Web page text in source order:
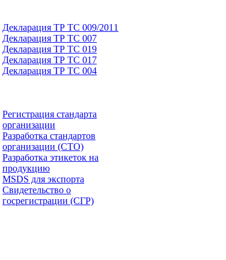
Декларация ТР ТС 009/2011
Декларация ТР ТС 007
Декларация ТР ТС 019
Декларация ТР ТС 017
Декларация ТР ТС 004
Регистрация стандарта
организации
Разработка стандартов
организации (СТО)
Разработка этикеток на
продукцию
MSDS для экспорта
Свидетельство о
госрегистрации (СГР)